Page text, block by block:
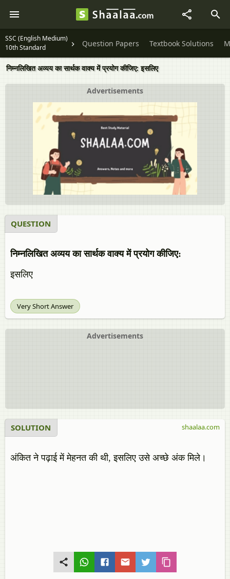
SSC (English Medium)
10th Standard
Question Papers Textbook Solutions
निम्‍नलिखित अव्यय का सार्थक वाक्‍य में प्रयोग कीजिए: इसलिए
Advertisements
QUESTION
निम्‍नलिखित अव्यय का सार्थक वाक्‍य में प्रयोग कीजिए:
इसलिए
Very Short Answer
Advertisements
SOLUTION
अंकित ने पढ़ाई में मेहनत की थी, इसलिए उसे अच्छे अंक मिले।
shaalaa.com